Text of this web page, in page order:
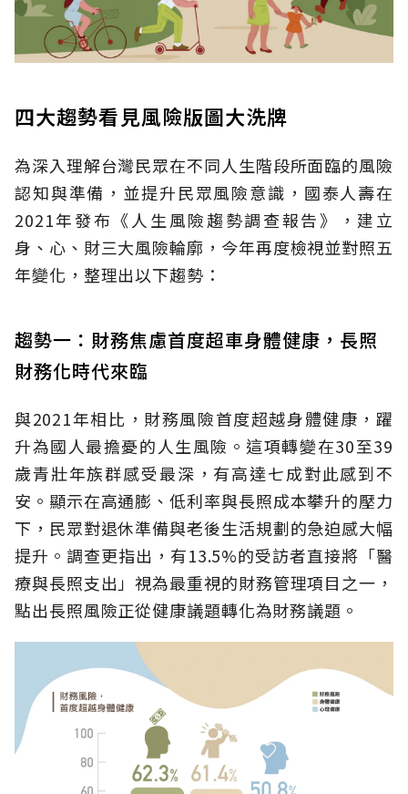
四大趨勢看見風險版圖大洗牌
為深入理解台灣民眾在不同人生階段所面臨的風險
認知與準備，並提升民眾風險意識，國泰人壽在
2021年發布《人生風險趨勢調查報告》，建立
身、心、財三大風險輪廓，今年再度檢視並對照五
年變化，整理出以下趨勢：
趨勢一：財務焦慮首度超車身體健康，長照
財務化時代來臨
與2021年相比，財務風險首度超越身體健康，躍
升為國人最擔憂的人生風險。這項轉變在30至39
歲青壯年族群感受最深，有高達七成對此感到不
安。顯示在高通膨、低利率與長照成本攀升的壓力
下，民眾對退休準備與老後生活規劃的急迫感大幅
提升。調查更指出，有13.5%的受訪者直接將「醫
療與長照支出」視為最重視的財務管理項目之一，
點出長照風險正從健康議題轉化為財務議題。